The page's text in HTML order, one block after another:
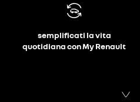
semplificati la vita
quotidiana con My Renault